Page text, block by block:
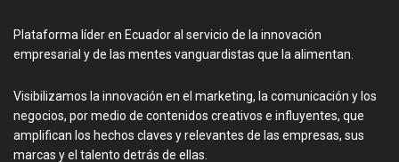
Plataforma líder en Ecuador al servicio de la innovación
empresarial y de las mentes vanguardistas que la alimentan.
Visibilizamos la innovación en el marketing, la comunicación y los
negocios, por medio de contenidos creativos e influyentes, que
amplifican los hechos claves y relevantes de las empresas, sus
marcas y el talento detrás de ellas.